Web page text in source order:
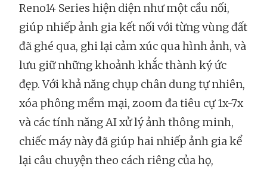
Reno14 Series hiện diện như một cầu nối,
giúp nhiếp ảnh gia kết nối với từng vùng đất
đã ghé qua, ghi lại cảm xúc qua hình ảnh, và
lưu giữ những khoảnh khắc thành ký ức
đẹp. Với khả năng chụp chân dung tự nhiên,
xóa phông mềm mại, zoom đa tiêu cự 1x-7x
và các tính năng AI xử lý ảnh thông minh,
chiếc máy này đã giúp hai nhiếp ảnh gia kể
lại câu chuyện theo cách riêng của họ,